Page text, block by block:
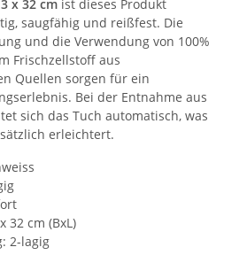
x 32 cm ist dieses Produkt
saugfähig und reißfest. Die
und die Verwendung von 100%
Frischzellstoff aus
Quellen sorgen für ein
Bei der Entnahme aus
sich das Tuch automatisch, was
erleichtert.
32 cm (BxL)
2-lagig